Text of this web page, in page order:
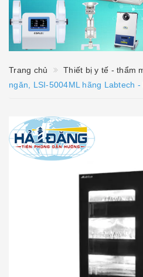
Trang chủ Thiết bị y tế - thẩm
ngăn, LSI-5004ML hãng Labtech -